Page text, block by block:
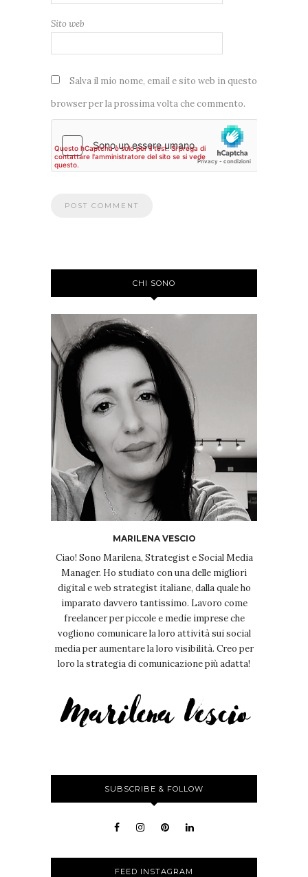
Sito web
Salva il mio nome, email e sito web in questo
browser per la prossima volta che commento.
CHI SONO
MARILENA VESCIO
Ciao! Sono Marilena, Strategist e Social Media
Manager. Ho studiato con una delle migliori
digital e web strategist italiane, dalla quale ho
imparato davvero tantissimo. Lavoro come
freelancer per piccole e medie imprese che
vogliono comunicare la loro attività sui social
media per aumentare la loro visibilità. Creo per
loro la strategia di comunicazione più adatta!
SUBSCRIBE & FOLLOW
FEED INSTAGRAM